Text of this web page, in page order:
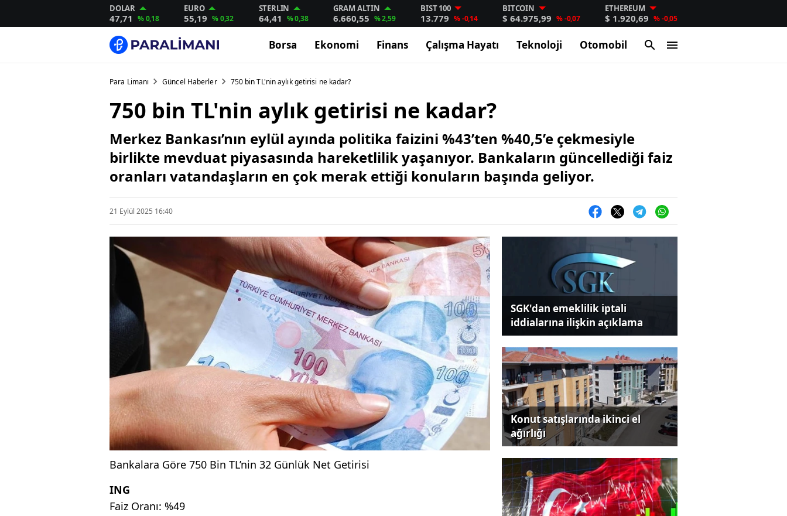
DOLAR
47,71 % 0,18
EURO
55,19 % 0,32
STERLIN
64,41 % 0,38
GRAM ALTIN
6.660,55 % 2,59
BIST 100
13.779 % -0,14
BITCOIN
$ 64.975,99 % -0,07
ETHEREUM
$ 1.920,69 % -0,05
Borsa Ekonomi Finans Çalışma Hayatı Teknoloji Otomobil
Para Limanı Güncel Haberler 750 bin TL'nin aylık getirisi ne kadar?
750 bin TL'nin aylık getirisi ne kadar?
Merkez Bankası’nın eylül ayında politika faizini %43’ten %40,5’e çekmesiyle
birlikte mevduat piyasasında hareketlilik yaşanıyor. Bankaların güncellediği faiz
oranları vatandaşların en çok merak ettiği konuların başında geliyor.
21 Eylül 2025 16:40
Bankalara Göre 750 Bin TL’nin 32 Günlük Net Getirisi
ING
Faiz Oranı: %49
SGK'dan emeklilik iptali
iddialarına ilişkin açıklama
Konut satışlarında ikinci el
ağırlığı